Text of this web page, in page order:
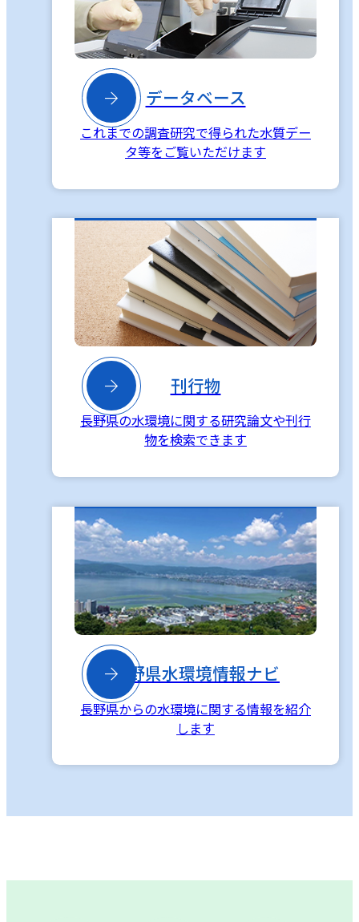
 データベース
これまでの調査研究で得られた水質デー
タ等をご覧いただけます
 刊行物
長野県の水環境に関する研究論文や刊行
物を検索できます
長野県水環境情報ナビ
長野県からの水環境に関する情報を紹介
します